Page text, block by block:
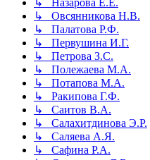
↳ Назарова Е.Е.
↳ Овсянникова Н.В.
↳ Палатова Р.Ф.
↳ Первушина И.Г.
↳ Петрова З.С.
↳ Полежаева М.А.
↳ Потапова М.А.
↳ Ракипова Г.Ф.
↳ Саитов В.А.
↳ Салахитдинова Э.Р.
↳ Саляева А.Я.
↳ Сафина Р.А.